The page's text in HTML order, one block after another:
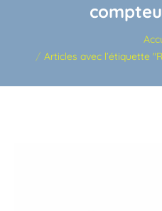
Articles avec l’étiquette